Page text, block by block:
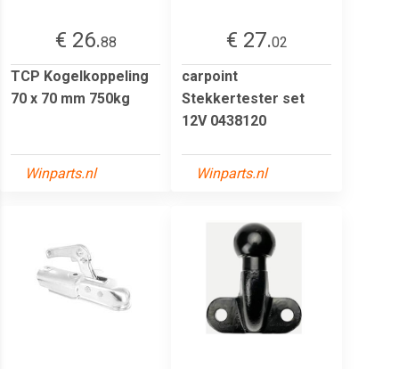
€ 26.88
TCP Kogelkoppeling
70 x 70 mm 750kg
Winparts.nl
€ 27.02
carpoint
Stekkertester set
12V 0438120
Winparts.nl